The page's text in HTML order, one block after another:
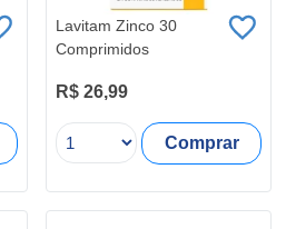
Lavitam Zinco 30
Comprimidos
R$ 26,99
Comprar